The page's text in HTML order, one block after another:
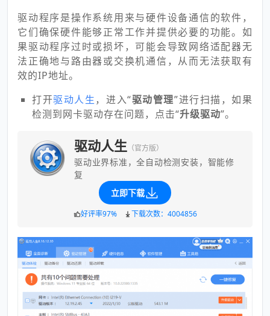
驱动程序是操作系统用来与硬件设备通信的软件，
它们确保硬件能够正常工作并提供必要的功能。如
果驱动程序过时或损坏，可能会导致网络适配器无
法正确地与路由器或交换机通信，从而无法获取有
效的IP地址。
打开驱动人生 ，进入“驱动管理”进行扫描，如果
检测到网卡驱动存在问题，点击“升级驱动”。
驱动人生 （官方版）
驱动业界标准，全自动检测安装，智能修
复
立即下载
好评率97% 下载次数：4004856